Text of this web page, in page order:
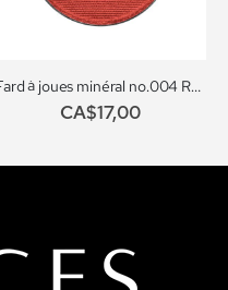
Fard à joues minéral no.004 Recharge
CA$17,00